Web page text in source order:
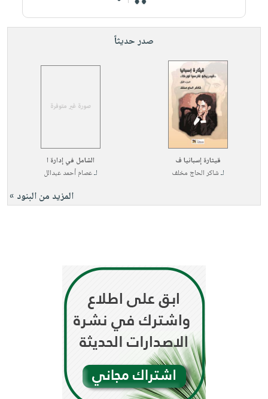
صدر حديثاً
قيثارة إسبانيا ف
لـشاكر الحاج مخلف
الشامل في إدارة ا
لـعصام أحمد عبدالل
المزيد من البنود »